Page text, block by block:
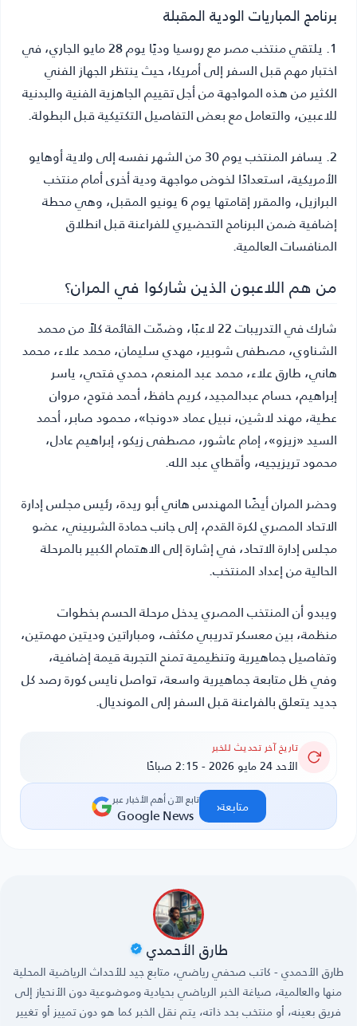
برنامج المباريات الودية المقبلة
1. يلتقي منتخب مصر مع روسيا وديًا يوم 28 مايو الجاري، في
اختبار مهم قبل السفر إلى أمريكا، حيث ينتظر الجهاز الفني
الكثير من هذه المواجهة من أجل تقييم الجاهزية الفنية والبدنية
للاعبين، والتعامل مع بعض التفاصيل التكتيكية قبل البطولة.
2. يسافر المنتخب يوم 30 من الشهر نفسه إلى ولاية أوهايو
الأمريكية، استعدادًا لخوض مواجهة ودية أخرى أمام منتخب
البرازيل، والمقرر إقامتها يوم 6 يونيو المقبل، وهي محطة
إضافية ضمن البرنامج التحضيري للفراعنة قبل انطلاق
المنافسات العالمية.
من هم اللاعبون الذين شاركوا في المران؟
شارك في التدريبات 22 لاعبًا، وضمّت القائمة كلاً من محمد
الشناوي، مصطفى شوبير، مهدي سليمان، محمد علاء، محمد
هاني، طارق علاء، محمد عبد المنعم، حمدي فتحي، ياسر
إبراهيم، حسام عبدالمجيد، كريم حافظ، أحمد فتوح، مروان
عطية، مهند لاشين، نبيل عماد «دونجا»، محمود صابر، أحمد
السيد «زيزو»، إمام عاشور، مصطفى زيكو، إبراهيم عادل،
محمود تريزيجيه، وأقطاي عبد الله.
وحضر المران أيضًا المهندس هاني أبو ريدة، رئيس مجلس إدارة
الاتحاد المصري لكرة القدم، إلى جانب حمادة الشربيني، عضو
مجلس إدارة الاتحاد، في إشارة إلى الاهتمام الكبير بالمرحلة
الحالية من إعداد المنتخب.
ويبدو أن المنتخب المصري يدخل مرحلة الحسم بخطوات
منظمة، بين معسكر تدريبي مكثف، ومباراتين وديتين مهمتين،
وتفاصيل جماهيرية وتنظيمية تمنح التجربة قيمة إضافية،
وفي ظل متابعة جماهيرية واسعة، تواصلنايس كورةرصد كل
جديد يتعلق بالفراعنة قبل السفر إلى المونديال.
تاريخ آخر تحديث للخبر
الأحد 24 مايو 2026 - 2:15 صباحًا
تابع الآن أهم الأخبار عبر
Google News متابعة‹
طارق الأحمدي
طارق الأحمدي - كاتب صحفي رياضي، متابع جيد للأحداث الرياضية المحلية
منها والعالمية، صياغة الخبر الرياضي بحيادية وموضوعية دون الأنحياز إلى
فريق بعينه، أو منتخب بحد ذاته، يتم نقل الخبر كما هو دون تمييز أو تغيير